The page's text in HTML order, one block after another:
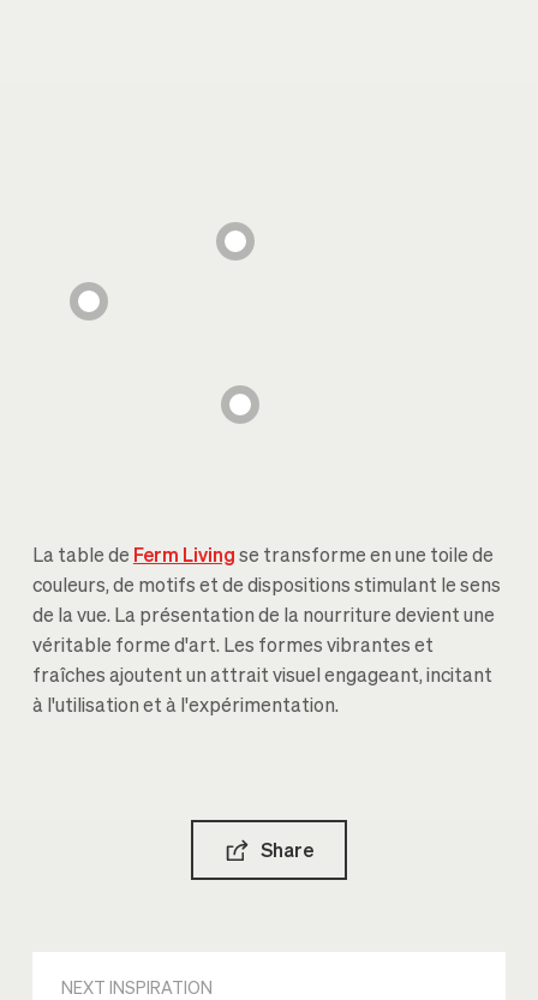
La table de Ferm Living se transforme en une toile de
couleurs, de motifs et de dispositions stimulant le sens
de la vue. La présentation de la nourriture devient une
véritable forme d'art. Les formes vibrantes et
fraîches ajoutent un attrait visuel engageant, incitant
à l'utilisation et à l'expérimentation.
Share
NEXT INSPIRATION